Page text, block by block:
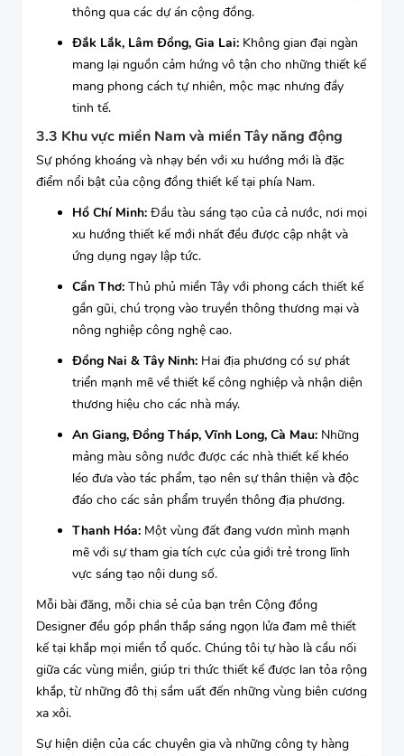
thông qua các dự án cộng đồng.
Đắk Lắk, Lâm Đồng, Gia Lai: Không gian đại ngàn
mang lại nguồn cảm hứng vô tận cho những thiết kế
mang phong cách tự nhiên, mộc mạc nhưng đầy
tinh tế.
3.3 Khu vực miền Nam và miền Tây năng động
Sự phóng khoáng và nhạy bén với xu hướng mới là đặc
điểm nổi bật của cộng đồng thiết kế tại phía Nam.
Hồ Chí Minh: Đầu tàu sáng tạo của cả nước, nơi mọi
xu hướng thiết kế mới nhất đều được cập nhật và
ứng dụng ngay lập tức.
Cần Thơ: Thủ phủ miền Tây với phong cách thiết kế
gần gũi, chú trọng vào truyền thông thương mại và
nông nghiệp công nghệ cao.
Đồng Nai & Tây Ninh: Hai địa phương có sự phát
triển mạnh mẽ về thiết kế công nghiệp và nhận diện
thương hiệu cho các nhà máy.
An Giang, Đồng Tháp, Vĩnh Long, Cà Mau: Những
mảng màu sông nước được các nhà thiết kế khéo
léo đưa vào tác phẩm, tạo nên sự thân thiện và độc
đáo cho các sản phẩm truyền thông địa phương.
Thanh Hóa: Một vùng đất đang vươn mình mạnh
mẽ với sự tham gia tích cực của giới trẻ trong lĩnh
vực sáng tạo nội dung số.
Mỗi bài đăng, mỗi chia sẻ của bạn trên Cộng đồng
Designer đều góp phần thắp sáng ngọn lửa đam mê thiết
kế tại khắp mọi miền tổ quốc. Chúng tôi tự hào là cầu nối
giữa các vùng miền, giúp tri thức thiết kế được lan tỏa rộng
khắp, từ những đô thị sầm uất đến những vùng biên cương
xa xôi.
Sự hiện diện của các chuyên gia và những công ty hàng